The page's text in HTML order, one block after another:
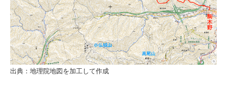
出典：地理院地図を加工して作成